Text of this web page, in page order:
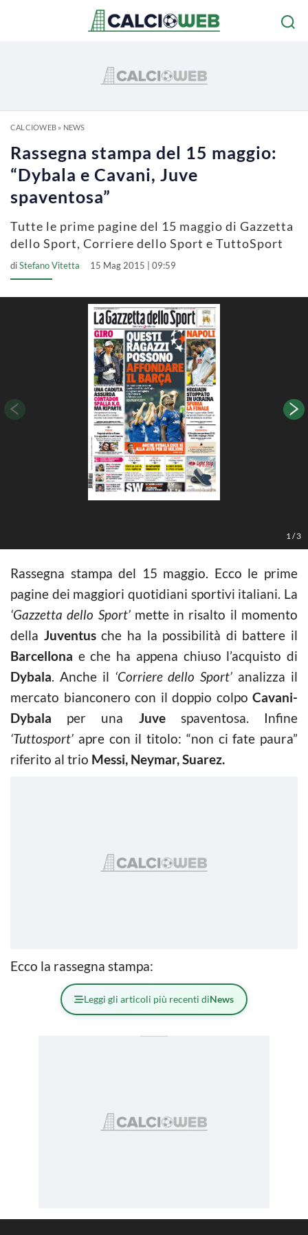
CALCIOWEB» NEWS
Rassegna stampa del 15 maggio:
“Dybala e Cavani, Juve
spaventosa”
Tutte le prime pagine del 15 maggio di Gazzetta
dello Sport, Corriere dello Sport e TuttoSport
diStefano Vitetta 15 Mag 2015 | 09:59
1 /3
Rassegna stampa del 15 maggio. Ecco le prime
pagine dei maggiori quotidiani sportivi italiani. La
‘Gazzetta dello Sport’mette in risalto il momento
della Juventusche ha la possibilità di battere il
Barcellona e che ha appena chiuso l’acquisto di
Dybala. Anche il ‘Corriere dello Sport’ analizza il
mercato bianconero con il doppio colpo Cavani-
Dybala per una Juvespaventosa. Infine
‘Tuttosport’ apre con il titolo: “non ci fate paura”
riferito al trio Messi, Neymar, Suarez.
Ecco la rassegna stampa:
Leggi gli articoli più recenti diNews